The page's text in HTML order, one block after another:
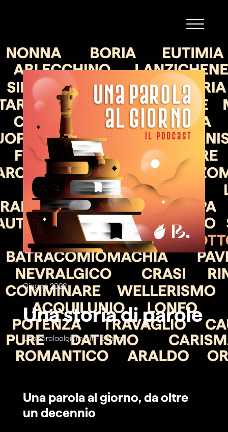
Giugno 2022
Una storia di parole
Unaparolaalgiorno.it - Bonfire​
Una parola al giorno, da oltre
un decennio